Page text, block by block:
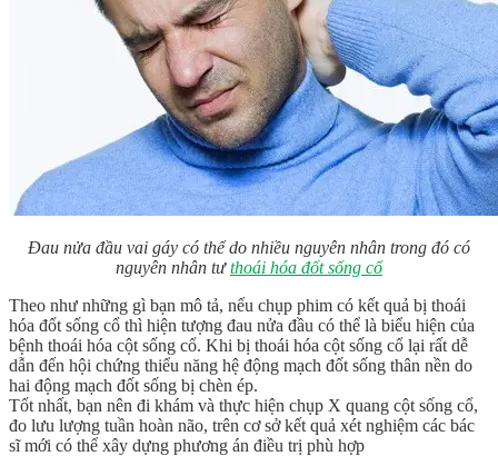
Đau nửa đầu vai gáy có thể do nhiều nguyên nhân trong đó có
nguyên nhân tưthoái hóa đốt sống cổ
Theo như những gì bạn mô tả, nếu chụp phim có kết quả bị thoái
hóa đốt sống cổ thì hiện tượng đau nửa đầu có thể là biểu hiện của
bệnh thoái hóa cột sống cổ. Khi bị thoái hóa cột sống cổ lại rất dễ
dẫn đến hội chứng thiểu năng hệ động mạch đốt sống thân nền do
hai động mạch đốt sống bị chèn ép.
Tốt nhất, bạn nên đi khám và thực hiện chụp X quang cột sống cổ,
đo lưu lượng tuần hoàn não, trên cơ sở kết quả xét nghiệm các bác
sĩ mới có thể xây dựng phương án điều trị phù hợp